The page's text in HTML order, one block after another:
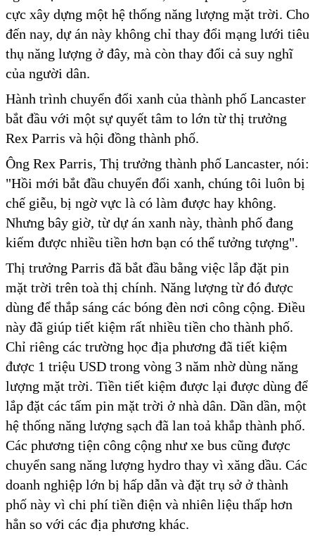
cực xây dựng một hệ thống năng lượng mặt trời. Cho
đến nay, dự án này không chỉ thay đổi mạng lưới tiêu
thụ năng lượng ở đây, mà còn thay đổi cả suy nghĩ
của người dân.
Hành trình chuyển đổi xanh của thành phố Lancaster
bắt đầu với một sự quyết tâm to lớn từ thị trưởng
Rex Parris và hội đồng thành phố.
Ông Rex Parris, Thị trưởng thành phố Lancaster, nói:
"Hồi mới bắt đầu chuyển đổi xanh, chúng tôi luôn bị
chế giễu, bị ngờ vực là có làm được hay không.
Nhưng bây giờ, từ dự án xanh này, thành phố đang
kiếm được nhiều tiền hơn bạn có thể tưởng tượng".
Thị trưởng Parris đã bắt đầu bằng việc lắp đặt pin
mặt trời trên toà thị chính. Năng lượng từ đó được
dùng để thắp sáng các bóng đèn nơi công cộng. Điều
này đã giúp tiết kiệm rất nhiều tiền cho thành phố.
Chỉ riêng các trường học địa phương đã tiết kiệm
được 1 triệu USD trong vòng 3 năm nhờ dùng năng
lượng mặt trời. Tiền tiết kiệm được lại được dùng để
lắp đặt các tấm pin mặt trời ở nhà dân. Dần dần, một
hệ thống năng lượng sạch đã lan toả khắp thành phố.
Các phương tiện công cộng như xe bus cũng được
chuyển sang năng lượng hydro thay vì xăng dầu. Các
doanh nghiệp lớn bị hấp dẫn và đặt trụ sở ở thành
phố này vì chi phí tiền điện và nhiên liệu thấp hơn
hẳn so với các địa phương khác.